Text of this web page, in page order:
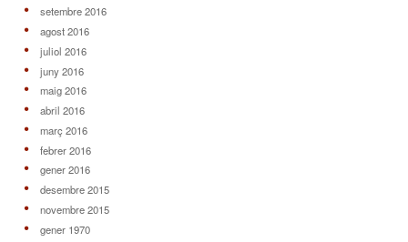
setembre 2016
agost 2016
juliol 2016
juny 2016
maig 2016
abril 2016
març 2016
febrer 2016
gener 2016
desembre 2015
novembre 2015
gener 1970